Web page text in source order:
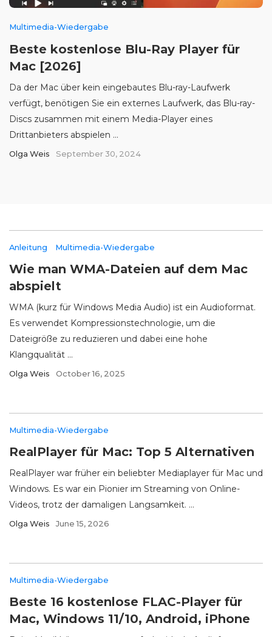
Multimedia-Wiedergabe
Beste kostenlose Blu-Ray Player für
Mac [2026]
Da der Mac über kein eingebautes Blu-ray-Laufwerk
verfügt, benötigen Sie ein externes Laufwerk, das Blu-ray-
Discs zusammen mit einem Media-Player eines
Drittanbieters abspielen ...
Olga Weis September 30, 2024
Anleitung Multimedia-Wiedergabe
Wie man WMA-Dateien auf dem Mac
abspielt
WMA (kurz für Windows Media Audio) ist ein Audioformat.
Es verwendet Kompressionstechnologie, um die
Dateigröße zu reduzieren und dabei eine hohe
Klangqualität ...
Olga Weis October 16, 2025
Multimedia-Wiedergabe
RealPlayer für Mac: Top 5 Alternativen
RealPlayer war früher ein beliebter Mediaplayer für Mac und
Windows. Es war ein Pionier im Streaming von Online-
Videos, trotz der damaligen Langsamkeit. ...
Olga Weis June 15, 2026
Multimedia-Wiedergabe
Beste 16 kostenlose FLAC-Player für
Mac, Windows 11/10, Android, iPhone